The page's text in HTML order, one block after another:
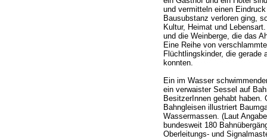
und vermitteln einen
Bausubstanz verloren ging,
Kultur, Heimat und
und die Weinberge, die das
Eine Reihe von
Flüchtlingskinder, die gerade
konnten.
Ein im Wasser
ein verwaister Sessel auf
BesitzerInnen gehabt haben.
Bahngleisen illustriert
Wassermassen. (Laut
bundesweit 180
Oberleitungs- und